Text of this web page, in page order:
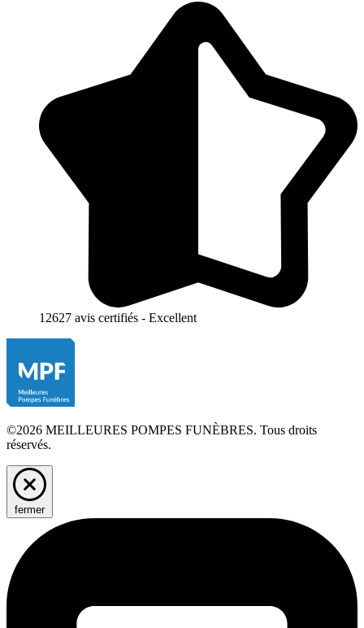
12627 avis certifiés - Excellent
©2026 MEILLEURES POMPES FUNÈBRES. Tous droits
réservés.
fermer